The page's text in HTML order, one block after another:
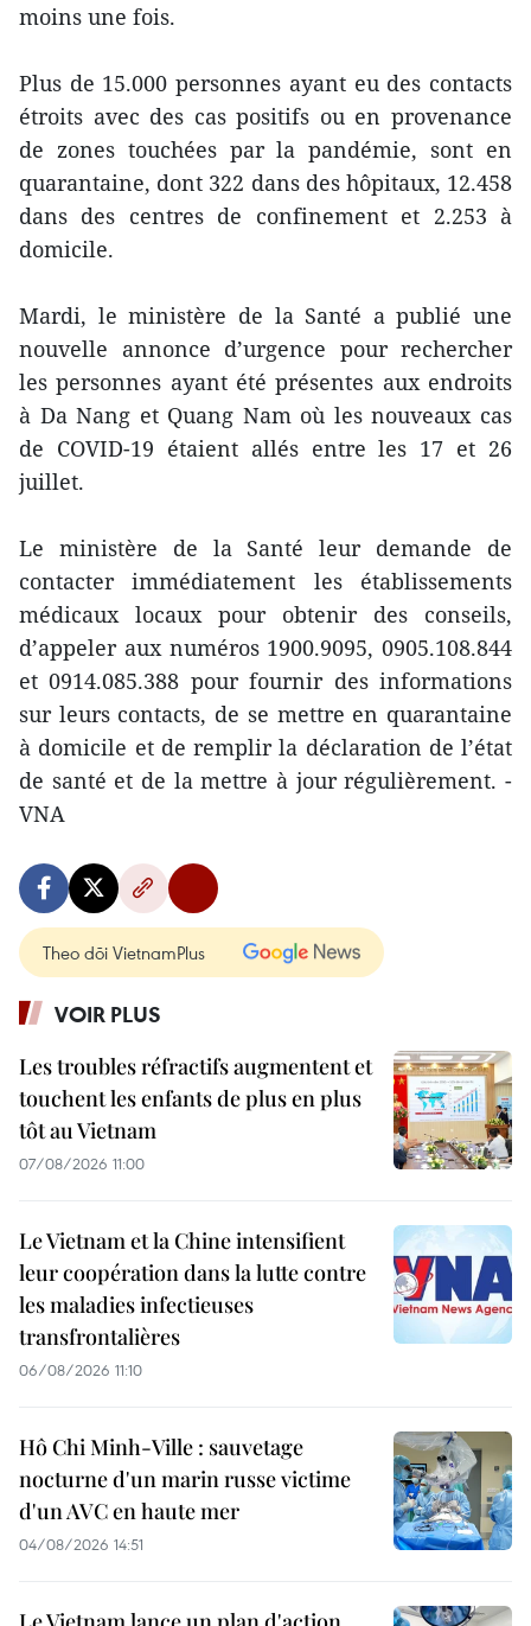
moins une fois.
Plus de 15.000 personnes ayant eu des contacts
étroits avec des cas positifs ou en provenance
de zones touchées par la pandémie, sont en
quarantaine, dont 322 dans des hôpitaux, 12.458
dans des centres de confinement et 2.253 à
domicile.
Mardi, le ministère de la Santé a publié une
nouvelle annonce d’urgence pour rechercher
les personnes ayant été présentes aux endroits
à Da Nang et Quang Nam où les nouveaux cas
de COVID-19 étaient allés entre les 17 et 26
juillet.
Le ministère de la Santé leur demande de
contacter immédiatement les établissements
médicaux locaux pour obtenir des conseils,
d’appeler aux numéros 1900.9095, 0905.108.844
et 0914.085.388 pour fournir des informations
sur leurs contacts, de se mettre en quarantaine
à domicile et de remplir la déclaration de l’état
de santé et de la mettre à jour régulièrement. -
VNA
Theo dõi VietnamPlus
VOIR PLUS
Les troubles réfractifs augmentent et
touchent les enfants de plus en plus
tôt au Vietnam
07/08/2026 11:00
Le Vietnam et la Chine intensifient
leur coopération dans la lutte contre
les maladies infectieuses
transfrontalières
06/08/2026 11:10
Hô Chi Minh-Ville : sauvetage
nocturne d'un marin russe victime
d'un AVC en haute mer
04/08/2026 14:51